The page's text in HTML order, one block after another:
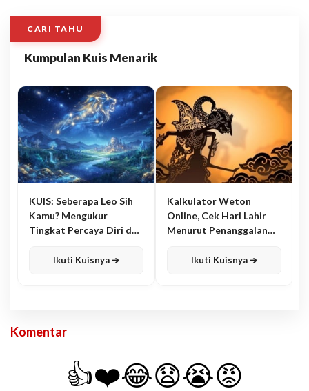
CARI TAHU
Kumpulan Kuis Menarik
KUIS: Seberapa Leo Sih
Kamu? Mengukur
Tingkat Percaya Diri dan
Ikuti Kuisnya ➔
Kalkulator Weton
Online, Cek Hari Lahir
Menurut Penanggalan
Ikuti Kuisnya ➔
Komentar
👍❤️😂😧😭😡